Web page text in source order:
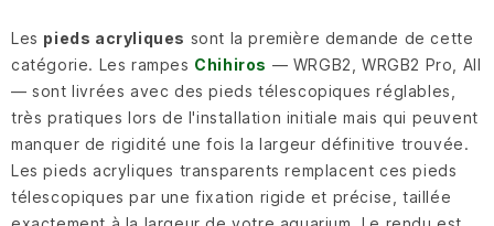
Les pieds acryliques sont la première demande de cette
catégorie. Les rampes Chihiros — WRGB2, WRGB2 Pro, AII
— sont livrées avec des pieds télescopiques réglables,
très pratiques lors de l'installation initiale mais qui peuvent
manquer de rigidité une fois la largeur définitive trouvée.
Les pieds acryliques transparents remplacent ces pieds
télescopiques par une fixation rigide et précise, taillée